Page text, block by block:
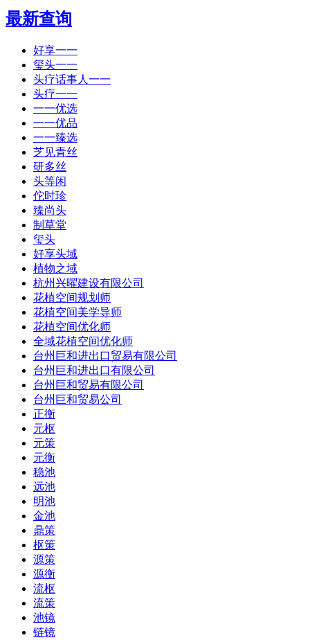
最新查询
好享一一
玺头一一
头疗话事人一一
头疗一一
一一优选
一一优品
一一臻选
芝见青丝
研多丝
头等闲
佗时珍
臻尚头
制草堂
玺头
好享头域
植物之域
杭州兴曜建设有限公司
花植空间规划师
花植空间美学导师
花植空间优化师
全域花植空间优化师
台州巨和进出口贸易有限公司
台州巨和进出口有限公司
台州巨和贸易有限公司
台州巨和贸易公司
正衡
元枢
元策
元衡
稳池
远池
明池
金池
鼎策
枢策
源策
源衡
流枢
流策
池镜
链镜